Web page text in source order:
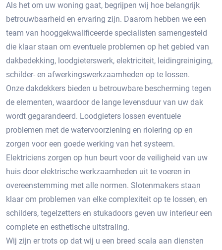
Als het om uw woning gaat, begrijpen wij hoe belangrijk
betrouwbaarheid en ervaring zijn. Daarom hebben we een
team van hooggekwalificeerde specialisten samengesteld
die klaar staan om eventuele problemen op het gebied van
dakbedekking, loodgieterswerk, elektriciteit, leidingreiniging,
schilder- en afwerkingswerkzaamheden op te lossen.
Onze dakdekkers bieden u betrouwbare bescherming tegen
de elementen, waardoor de lange levensduur van uw dak
wordt gegarandeerd. Loodgieters lossen eventuele
problemen met de watervoorziening en riolering op en
zorgen voor een goede werking van het systeem.
Elektriciens zorgen op hun beurt voor de veiligheid van uw
huis door elektrische werkzaamheden uit te voeren in
overeenstemming met alle normen. Slotenmakers staan ​​
klaar om problemen van elke complexiteit op te lossen, en
schilders, tegelzetters en stukadoors geven uw interieur een
complete en esthetische uitstraling.
Wij zijn er trots op dat wij u een breed scala aan diensten